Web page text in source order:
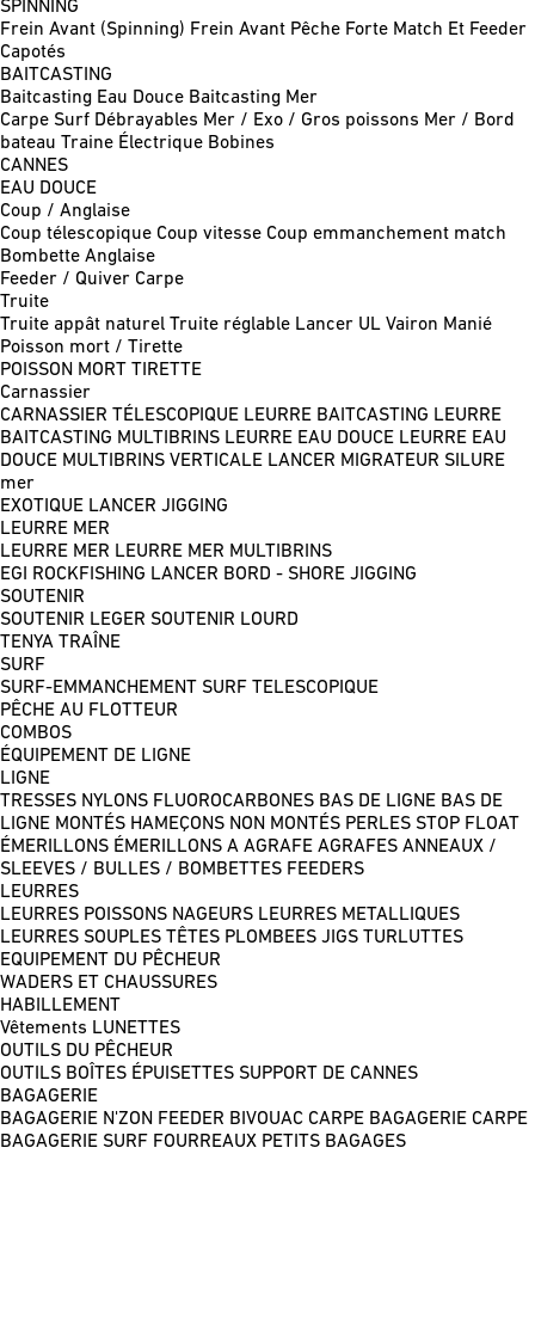
SPINNING
Frein Avant (Spinning) Frein Avant Pêche Forte Match Et Feeder
Capotés
BAITCASTING
Baitcasting Eau Douce Baitcasting Mer
Carpe Surf Débrayables Mer / Exo / Gros poissons Mer / Bord
bateau Traine Électrique Bobines
CANNES
EAU DOUCE
Coup / Anglaise
Coup télescopique Coup vitesse Coup emmanchement match
Bombette Anglaise
Feeder / Quiver Carpe
Truite
Truite appât naturel Truite réglable Lancer UL Vairon Manié
Poisson mort / Tirette
POISSON MORT TIRETTE
Carnassier
CARNASSIER TÉLESCOPIQUE LEURRE BAITCASTING LEURRE
BAITCASTING MULTIBRINS LEURRE EAU DOUCE LEURRE EAU
DOUCE MULTIBRINS VERTICALE LANCER MIGRATEUR SILURE
mer
EXOTIQUE LANCER JIGGING
LEURRE MER
LEURRE MER LEURRE MER MULTIBRINS
EGI
ROCKFISHING LANCER BORD - SHORE JIGGING
SOUTENIR
SOUTENIR LEGER SOUTENIR LOURD
TENYA TRAÎNE
SURF
SURF-EMMANCHEMENT SURF TELESCOPIQUE
PÊCHE AU FLOTTEUR
COMBOS
ÉQUIPEMENT DE LIGNE
LIGNE
TRESSES NYLONS FLUOROCARBONES BAS DE LIGNE BAS DE
LIGNE MONTÉS HAMEÇONS NON MONTÉS PERLES STOP FLOAT
ÉMERILLONS ÉMERILLONS A AGRAFE AGRAFES ANNEAUX /
SLEEVES / BULLES / BOMBETTES FEEDERS
LEURRES
LEURRES POISSONS NAGEURS LEURRES METALLIQUES
LEURRES SOUPLES TÊTES PLOMBEES JIGS TURLUTTES
EQUIPEMENT DU PÊCHEUR
WADERS ET CHAUSSURES
HABILLEMENT
Vêtements LUNETTES
OUTILS DU PÊCHEUR
OUTILS BOÎTES ÉPUISETTES SUPPORT DE CANNES
BAGAGERIE
BAGAGERIE N'ZON FEEDER BIVOUAC CARPE BAGAGERIE CARPE
BAGAGERIE SURF FOURREAUX PETITS BAGAGES